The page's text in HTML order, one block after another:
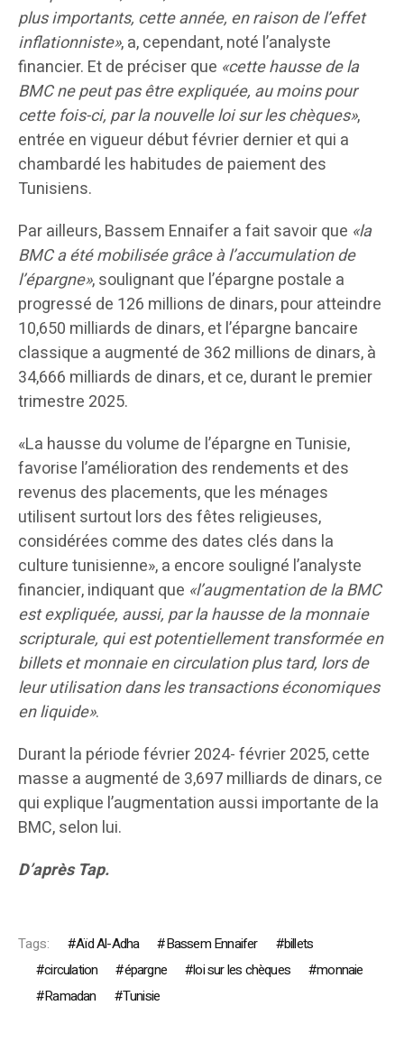
plus importants, cette année, en raison de l’effet
inflationniste», a, cependant, noté l’analyste
financier. Et de préciser que «cette hausse de la
BMC ne peut pas être expliquée, au moins pour
cette fois-ci, par la nouvelle loi sur les chèques»,
entrée en vigueur début février dernier et qui a
chambardé les habitudes de paiement des
Tunisiens.
Par ailleurs, Bassem Ennaifer a fait savoir que «la
BMC a été mobilisée grâce à l’accumulation de
l’épargne», soulignant que l’épargne postale a
progressé de 126 millions de dinars, pour atteindre
10,650 milliards de dinars, et l’épargne bancaire
classique a augmenté de 362 millions de dinars, à
34,666 milliards de dinars, et ce, durant le premier
trimestre 2025.
«La hausse du volume de l’épargne en Tunisie,
favorise l’amélioration des rendements et des
revenus des placements, que les ménages
utilisent surtout lors des fêtes religieuses,
considérées comme des dates clés dans la
culture tunisienne», a encore souligné l’analyste
financier, indiquant que «l’augmentation de la BMC
est expliquée, aussi, par la hausse de la monnaie
scripturale, qui est potentiellement transformée en
billets et monnaie en circulation plus tard, lors de
leur utilisation dans les transactions économiques
en liquide».
Durant la période février 2024- février 2025, cette
masse a augmenté de 3,697 milliards de dinars, ce
qui explique l’augmentation aussi importante de la
BMC, selon lui.
D’après Tap.
Tags: Aïd Al-Adha Bassem Ennaifer
billets
circulation
épargne loi sur les chèques
monnaie
Ramadan
Tunisie